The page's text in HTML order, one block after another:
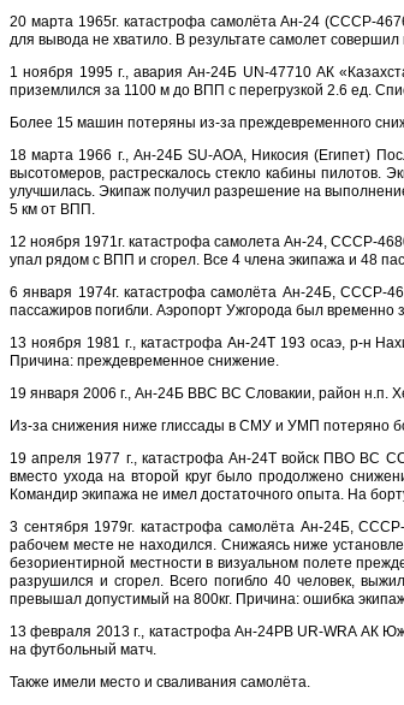
20 марта 1965г. катастрофа самолёта Ан-24 (СССР-
для вывода не хватило. В результате самолет
1 ноября 1995 г., авария Ан-24Б UN-47710 АК
приземлился за 1100 м до ВПП с перегрузкой 2.6 ед.
Более 15 машин потеряны из-за преждевременного
18 марта 1966 г., Ан-24Б SU-AOA, Никосия (Египет)
высотомеров, растрескалось стекло кабины
улучшилась. Экипаж получил разрешение на
5 км от ВПП.
12 ноября 1971г. катастрофа самолета Ан-24, СССР-
упал рядом с ВПП и сгорел. Все 4 члена экипажа и 48
6 января 1974г. катастрофа самолёта Ан-24Б, СССР-
пассажиров погибли. Аэропорт Ужгорода был
13 ноября 1981 г., катастрофа Ан-24Т 193 осаэ, р-н
Причина: преждевременное снижение.
19 января 2006 г., Ан-24Б ВВС ВС Словакии, район н.п.
Из-за снижения ниже глиссады в СМУ и УМП потеряно
19 апреля 1977 г., катастрофа Ан-24Т войск ПВО ВС
вместо ухода на второй круг было продолжено
Командир экипажа не имел достаточного опыта. На
3 сентября 1979г. катастрофа самолёта Ан-24Б,
рабочем месте не находился. Снижаясь ниже
безориентирной местности в визуальном полете
разрушился и сгорел. Всего погибло 40 человек,
превышал допустимый на 800кг. Причина: ошибка
13 февраля 2013 г., катастрофа Ан-24РВ UR-WRA АК
на футбольный матч.
Также имели место и сваливания самолёта.